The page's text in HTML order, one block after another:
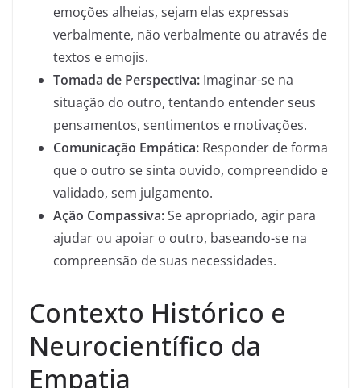
emoções alheias, sejam elas expressas
verbalmente, não verbalmente ou através de
textos e emojis.
Tomada de Perspectiva: Imaginar-se na
situação do outro, tentando entender seus
pensamentos, sentimentos e motivações.
Comunicação Empática: Responder de forma
que o outro se sinta ouvido, compreendido e
validado, sem julgamento.
Ação Compassiva:Se apropriado, agir para
ajudar ou apoiar o outro, baseando-se na
compreensão de suas necessidades.
Contexto Histórico e
Neurocientífico da
Empatia